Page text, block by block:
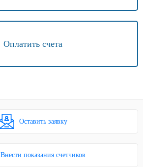
Оплатить счета
Оставить заявку
Внести показания счетчиков